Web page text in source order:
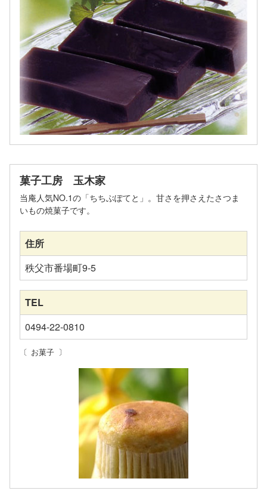
お菓子
菓子工房 玉木家
当庵人気NO.1の「ちちぶぽてと」。甘さを押さえたさつま
いもの焼菓子です。
住所
秩父市番場町9-5
TEL
0494-22-0810